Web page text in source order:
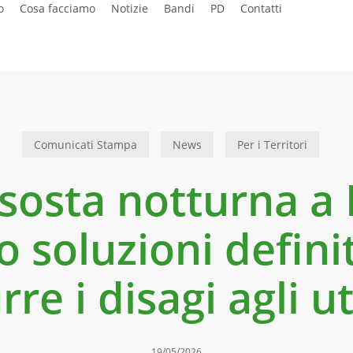
Cosa facciamo Notizie Bandi PD Contatti
Comunicati Stampa News Per i Territori
notturna a
soluzioni
i disagi agli